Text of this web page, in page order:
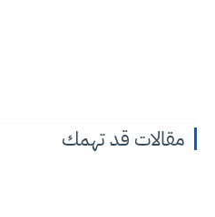
مقالات قد تهمك